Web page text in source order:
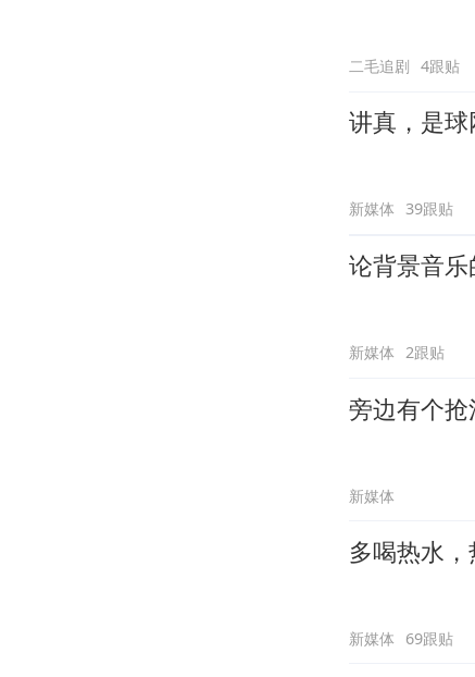
二毛追剧 4跟贴
讲真，是球
新媒体 39跟贴
论背景音乐
新媒体 2跟贴
旁边有个
新媒体
多喝热水，
新媒体 69跟贴